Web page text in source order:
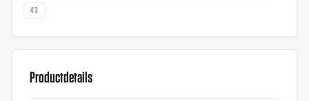
43
Productdetails